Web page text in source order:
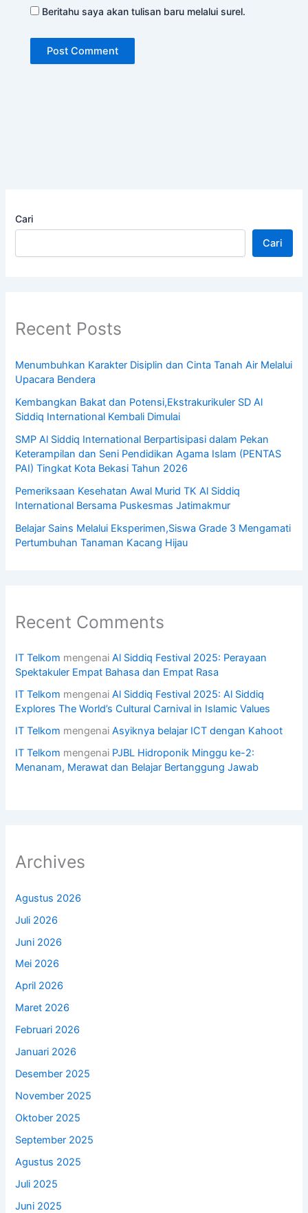
Beritahu saya akan tulisan baru melalui surel.
Cari
Cari
Recent Posts
Menumbuhkan Karakter Disiplin dan Cinta Tanah Air Melalui
Upacara Bendera
Kembangkan Bakat dan Potensi,Ekstrakurikuler SD Al
Siddiq International Kembali Dimulai
SMP Al Siddiq International Berpartisipasi dalam Pekan
Keterampilan dan Seni Pendidikan Agama Islam (PENTAS
PAI) Tingkat Kota Bekasi Tahun 2026
Pemeriksaan Kesehatan Awal Murid TK Al Siddiq
International Bersama Puskesmas Jatimakmur
Belajar Sains Melalui Eksperimen,Siswa Grade 3 Mengamati
Pertumbuhan Tanaman Kacang Hijau
Recent Comments
IT Telkom mengenaiAl Siddiq Festival 2025: Perayaan
Spektakuler Empat Bahasa dan Empat Rasa
IT Telkom mengenaiAl Siddiq Festival 2025: Al Siddiq
Explores The World’s Cultural Carnival in Islamic Values
IT Telkom mengenaiAsyiknya belajar ICT dengan Kahoot
IT Telkom mengenai PJBL Hidroponik Minggu ke-2:
Menanam, Merawat dan Belajar Bertanggung Jawab
Archives
Agustus 2026
Juli 2026
Juni 2026
Mei 2026
April 2026
Maret 2026
Februari 2026
Januari 2026
Desember 2025
November 2025
Oktober 2025
September 2025
Agustus 2025
Juli 2025
Juni 2025